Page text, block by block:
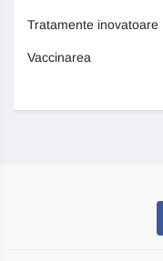
Tratamente inovatoare
Vaccinarea